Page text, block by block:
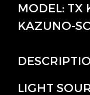
MODEL: TX
KAZUNO-
LIGHT